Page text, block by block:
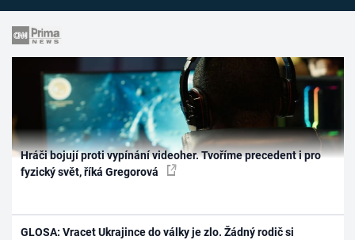
Hráči bojují proti vypínání videoher. Tvoříme precedent i pro
fyzický svět, říká Gregorová
GLOSA: Vracet Ukrajince do války je zlo. Žádný rodič si